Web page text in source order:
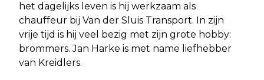
het dagelijks leven is hij werkzaam als
chauffeur bij Van der Sluis Transport. In zijn
vrije tijd is hij veel bezig met zijn grote hobby:
brommers. Jan Harke is met name liefhebber
van Kreidlers.